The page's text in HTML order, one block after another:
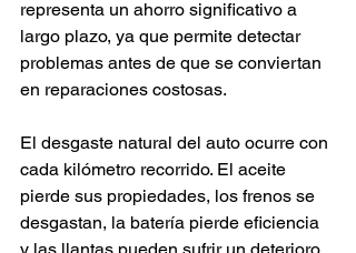
representa un ahorro significativo a
largo plazo, ya que permite detectar
problemas antes de que se conviertan
en reparaciones costosas.
El desgaste natural del auto ocurre con
cada kilómetro recorrido. El aceite
pierde sus propiedades, los frenos se
desgastan, la batería pierde eficiencia